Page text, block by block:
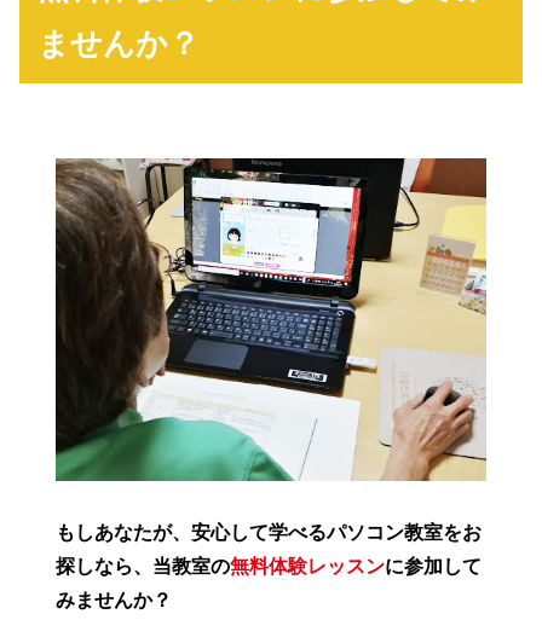
ませんか？
もしあなたが、安心して学べるパソコン教室をお
探しなら、当教室の無料体験レッスンに参加して
みませんか？